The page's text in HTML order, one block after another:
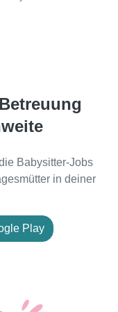
Babysitter-Jobs
in deiner
Play